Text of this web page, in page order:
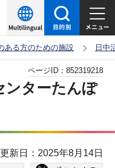
ある方のための施設 日中
ンターたんぽ
ページID： 852319218
更新日：2025年8月14日